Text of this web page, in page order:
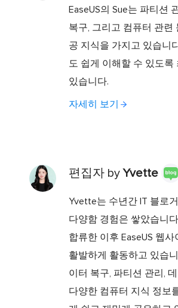
EaseUS의 Sue는 파티션
복구, 그리고 컴퓨터 관련
공 지식을 가지고 있습니
도 쉽게 이해할 수 있도록
있습니다.
자세히 보기
편집자 byYvette
Yvette는 수년간 IT 블로
다양함 경험은 쌓았습니다
합류한 이후 EaseUS 웹사
활발하게 활동하고 있습
이터 복구, 파티션 관리,
다양한 컴퓨터 지식 정보